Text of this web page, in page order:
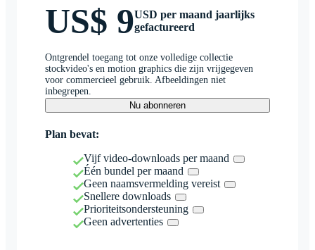
US$ 9USD per maand jaarlijks
gefactureerd
Ontgrendel toegang tot onze volledige collectie
stockvideo's en motion graphics die zijn vrijgegeven
voor commercieel gebruik. Afbeeldingen niet
inbegrepen.
Nu abonneren
Plan bevat:
Vijf video-downloads per maand
Één bundel per maand
Geen naamsvermelding vereist
Snellere downloads
Prioriteitsondersteuning
Geen advertenties